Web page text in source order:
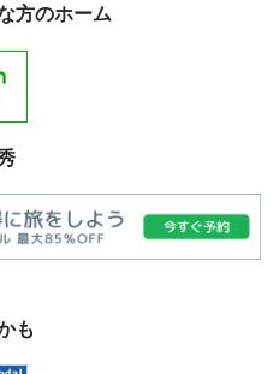
方のホーム
も